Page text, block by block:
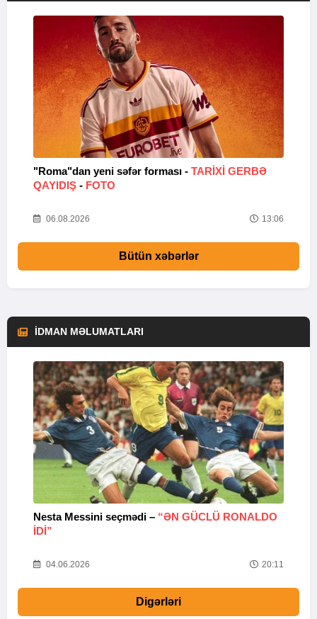
"Roma"dan yeni səfər forması - TARIXI GERBƏ
QAYIDIŞ - FOTO
06.08.2026 13:06
Bütün xəbərlər
İDMAN MƏLUMATLARI
Nesta Messini seçmədi – “ƏN GÜCLÜ RONALDO
IDI”
04.06.2026 20:11
Digərləri